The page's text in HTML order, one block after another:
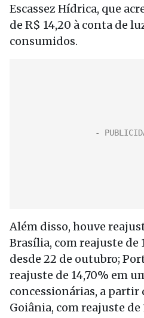
Escassez Hídrica, que
de R$ 14,20 à conta de
consumidos.
Além disso, houve
Brasília, com reajuste de
desde 22 de outubro;
reajuste de 14,70% em
concessionárias, a partir
Goiânia, com reajuste de